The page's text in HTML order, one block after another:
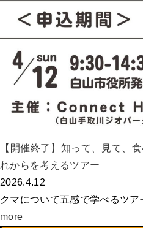
【開催終了】知って、見て、
れからを考えるツアー
2026.4.12
クマについて五感で学べるツア
more